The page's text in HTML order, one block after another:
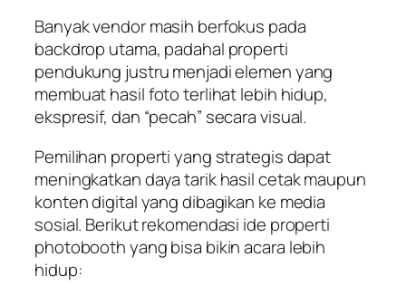
Banyak vendor masih berfokus pada
backdrop utama, padahal properti
pendukung justru menjadi elemen yang
membuat hasil foto terlihat lebih hidup,
ekspresif, dan “pecah” secara visual.
Pemilihan properti yang strategis dapat
meningkatkan daya tarik hasil cetak maupun
konten digital yang dibagikan ke media
sosial. Berikut rekomendasi ide properti
photobooth yang bisa bikin acara lebih
hidup: